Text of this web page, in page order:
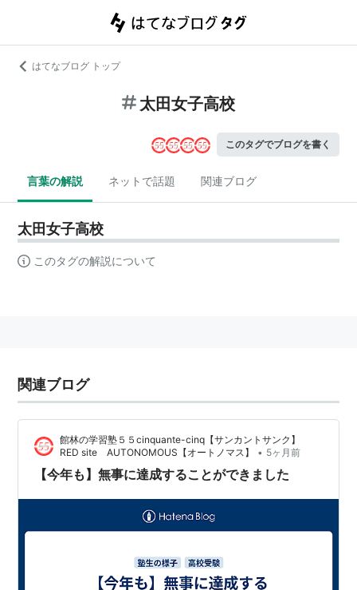
はてなブログ トップ
太田女子高校
このタグでブログを書く
言葉の解説 ネットで話題 関連ブログ
太田女子高校
このタグの解説について
関連ブログ
館林の学習塾５５cinquante-cinq【サンカントサンク】
RED site AUTONOMOUS【オートノマス】
• 5ヶ月前
【今年も】無事に達成することができました